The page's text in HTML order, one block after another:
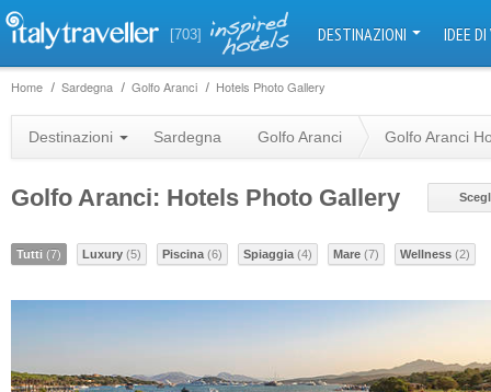
[703] DESTINAZIONI IDEE
Home Sardegna Golfo Aranci Hotels Photo Gallery
Destinazioni Sardegna Golfo Aranci Golfo Aranci
Golfo Aranci: Hotels Photo Gallery
Tutti (7) Luxury (5) Piscina (6) Spiaggia (4) Mare (7) Wellness (2)